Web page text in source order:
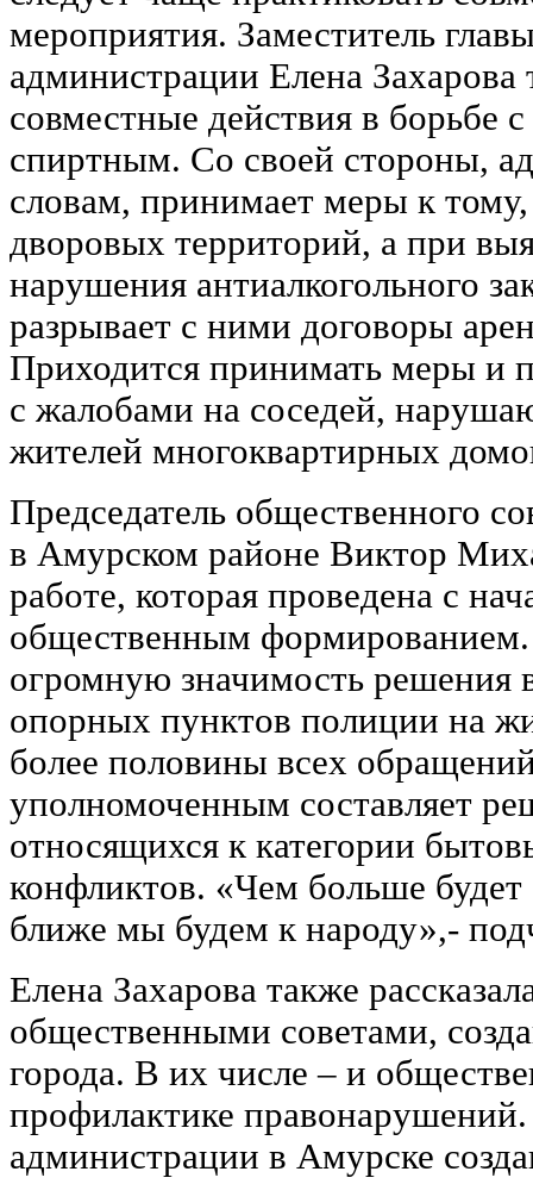
мероприятия. Заместитель
администрации Елена Захарова
совместные действия в борьбе
спиртным. Со своей стороны,
словам, принимает меры к
дворовых территорий, а при
нарушения антиалкогольного
разрывает с ними договоры
Приходится принимать меры и
с жалобами на соседей,
жителей многоквартирных
Председатель общественного
в Амурском районе Виктор
работе, которая проведена с
общественным
огромную значимость решения
опорных пунктов полиции на
более половины всех
уполномоченным составляет
относящихся к категории
конфликтов. «Чем больше
ближе мы будем к народу»,-
Елена Захарова также
общественными советами,
города. В их числе – и
профилактике
администрации в Амурске